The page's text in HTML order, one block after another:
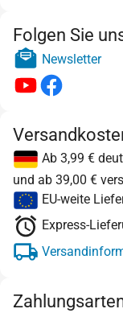
Folgen Sie
Newsletter
Ab 3,99 €
und ab 39,00 €
EU-weite
Express-